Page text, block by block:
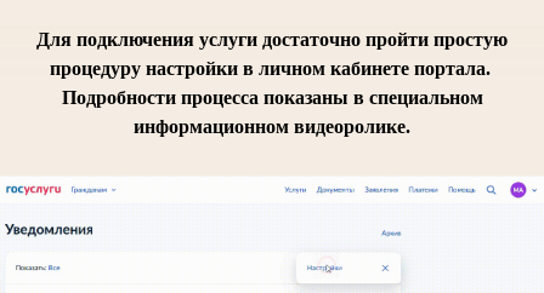
Для подключения услуги достаточно пройти простую
процедуру настройки в личном кабинете портала.
Подробности процесса показаны в специальном
информационном видеоролике.